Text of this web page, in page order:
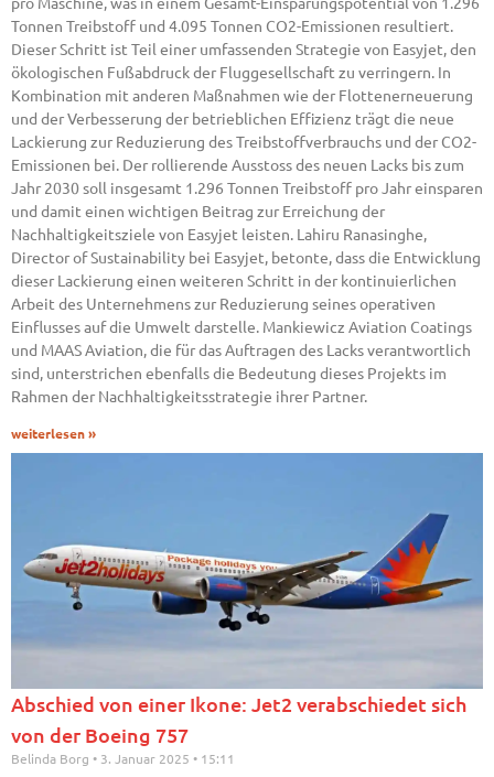
Tonnen Treibstoff und 4.095 Tonnen CO2-Emissionen resultiert.
Dieser Schritt ist Teil einer umfassenden Strategie von Easyjet, den
ökologischen Fußabdruck der Fluggesellschaft zu verringern. In
Kombination mit anderen Maßnahmen wie der Flottenerneuerung
und der Verbesserung der betrieblichen Effizienz trägt die neue
Lackierung zur Reduzierung des Treibstoffverbrauchs und der CO2-
Emissionen bei. Der rollierende Ausstoss des neuen Lacks bis zum
Jahr 2030 soll insgesamt 1.296 Tonnen Treibstoff pro Jahr einsparen
und damit einen wichtigen Beitrag zur Erreichung der
Nachhaltigkeitsziele von Easyjet leisten. Lahiru Ranasinghe,
Director of Sustainability bei Easyjet, betonte, dass die Entwicklung
dieser Lackierung einen weiteren Schritt in der kontinuierlichen
Arbeit des Unternehmens zur Reduzierung seines operativen
Einflusses auf die Umwelt darstelle. Mankiewicz Aviation Coatings
und MAAS Aviation, die für das Auftragen des Lacks verantwortlich
sind, unterstrichen ebenfalls die Bedeutung dieses Projekts im
Rahmen der Nachhaltigkeitsstrategie ihrer Partner.
weiterlesen »
Abschied von einer Ikone: Jet2 verabschiedet sich
von der Boeing 757
Belinda Borg 3. Januar 2025 15:11